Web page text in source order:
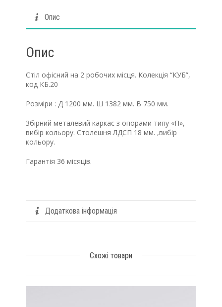
Опис
Опис
Cтіл офісний на 2 робочих місця. Колекція “КУБ”,
код КБ.20
Розміри : Д 1200 мм. Ш 1382 мм. В 750 мм.
Збірний металевий каркас з опорами типу «П»,
вибір кольору. Столешня ЛДСП 18 мм. ,вибір
кольору.
Гарантія 36 місяців.
Додаткова інформація
Схожі товари